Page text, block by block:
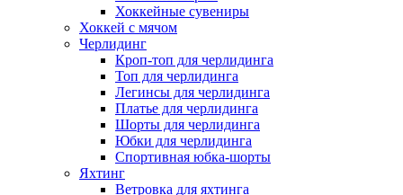
Хоккейные сувениры
Хоккей с мячом
Черлидинг
Кроп-топ для черлидинга
Топ для черлидинга
Легинсы для черлидинга
Платье для черлидинга
Шорты для черлидинга
Юбки для черлидинга
Спортивная юбка-шорты
Яхтинг
Ветровка для яхтинга